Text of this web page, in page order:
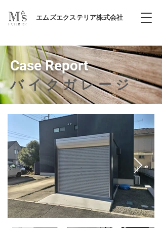
エムズエクステリア株式会社
Case Report
バイクガレージ